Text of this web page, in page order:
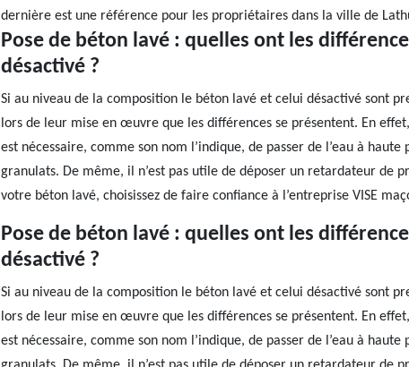
dernière est une référence pour les propriétaires dans la ville de
Pose de béton lavé : quelles ont les
désactivé ?
Si au niveau de la composition le béton lavé et celui désactivé sont
lors de leur mise en œuvre que les différences se présentent. En
est nécessaire, comme son nom l’indique, de passer de l’eau à
granulats. De même, il n’est pas utile de déposer un retardateur de
votre béton lavé, choisissez de faire confiance à l’entreprise VISE
Pose de béton lavé : quelles ont les
désactivé ?
Si au niveau de la composition le béton lavé et celui désactivé sont
lors de leur mise en œuvre que les différences se présentent. En
est nécessaire, comme son nom l’indique, de passer de l’eau à